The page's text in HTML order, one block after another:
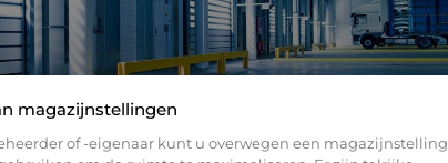
magazijnstellingen
of -eigenaar kunt u overwegen een magazijnstelling